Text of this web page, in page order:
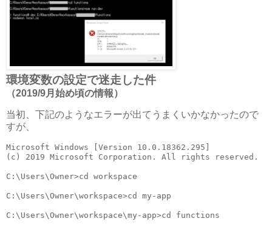
環境変数の設定で迷走した件
（2019/9月始め頃の情報）
当初、下記のようなエラーが出てうまくいかなかったので
すが、
Microsoft Windows [Version 10.0.18362.295]
(c) 2019 Microsoft Corporation. All rights reserved.
C:\Users\Owner>cd workspace
C:\Users\Owner\workspace>cd my-app
C:\Users\Owner\workspace\my-app>cd functions